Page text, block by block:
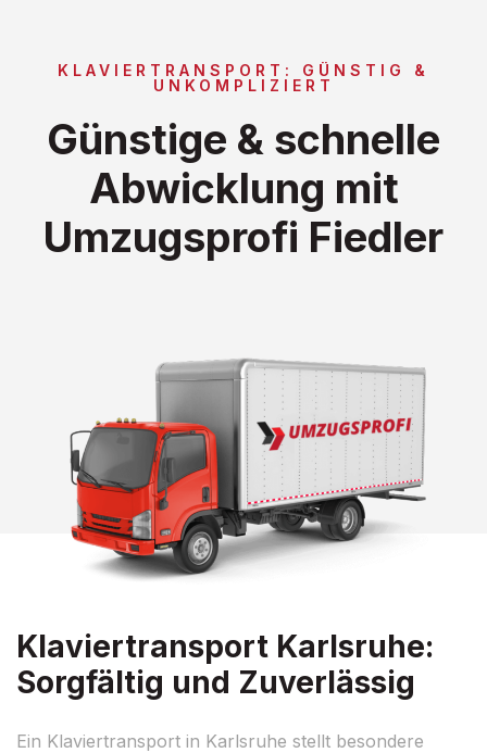
KLAVIERTRANSPORT: GÜNSTIG &
UNKOMPLIZIERT
Günstige & schnelle
Abwicklung mit
Umzugsprofi Fiedler
Klaviertransport Karlsruhe:
Sorgfältig und Zuverlässig
Ein Klaviertransport in Karlsruhe stellt besondere